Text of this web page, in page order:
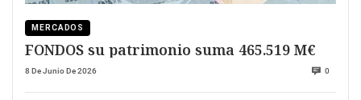
MERCADOS
FONDOS su patrimonio suma 465.519 M€
8 De Junio De 2026 0